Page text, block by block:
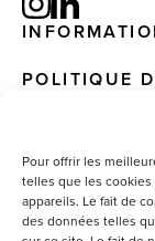
Pour offrir les
telles que les
appareils. Le fait de
des données telles
POLITIQUE
© 2025 –